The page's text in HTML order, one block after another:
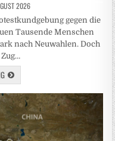
2026
gegen die
Tausende Menschen
nach Neuwahlen. Doch